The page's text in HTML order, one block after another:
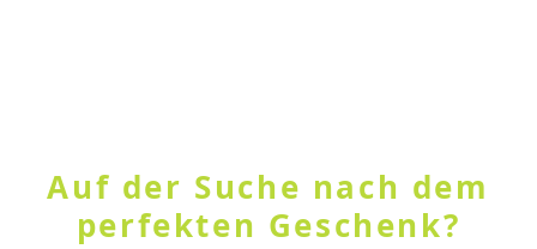
Auf der Suche nach dem
perfekten Geschenk?